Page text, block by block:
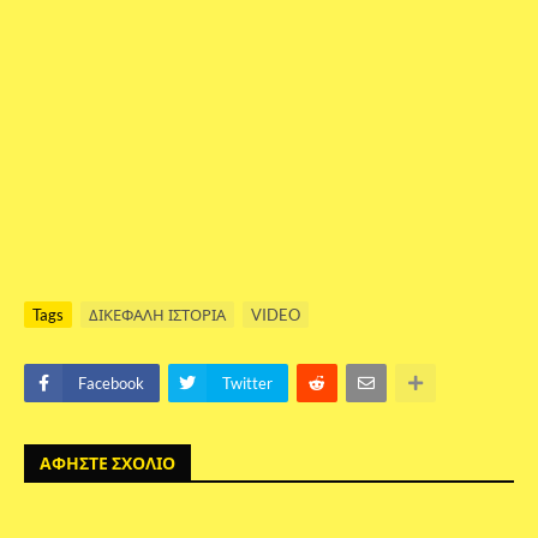
Tags ΔΙΚΕΦΑΛΗ ΙΣΤΟΡΙΑ VIDEO
Facebook Twitter
ΑΦΗΣΤΕ ΣΧΟΛΙΟ